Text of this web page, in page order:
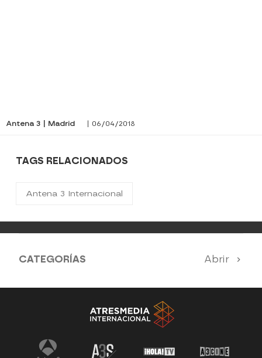
Antena 3 | Madrid | 06/04/2018
TAGS RELACIONADOS
Antena 3 Internacional
CATEGORÍAS Abrir
Antena 3 Noticias El Hormiguero
La Ruleta de la Suerte Tu cara me suena
Pasapalabra